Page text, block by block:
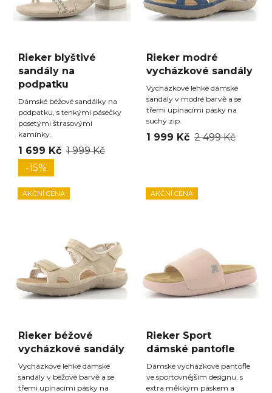
Rieker blyštivé
sandály na
podpatku
Dámské béžové sandálky na
podpatku, s tenkými pásečky
posetými štrasovými
kamínky.
1 699 Kč 1 999 Kč
-15%
Rieker modré
vycházkové sandály
Vycházkové lehké dámské
sandály v modré barvě a se
třemi upínacími pásky na
suchý zip.
1 999 Kč 2 499 Kč
AKČNÍ CENA
Rieker béžové
vycházkové sandály
Vycházkové lehké dámské
sandály v béžové barvě a se
třemi upínacími pásky na
AKČNÍ CENA
Rieker Sport
dámské pantofle
Dámské vycházkové pantofle
ve sportovnějším designu, s
extra měkkým páskem a